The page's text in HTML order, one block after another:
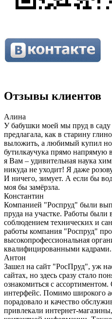
Отзывы клиентов
Алина
У бабушки моей мы пруд в
предлагала, как в старину
выложить, а любимый купил
бутилкаучука прямо напрямую
я Вам – удивительная наука
никуда не уходит! Я даже
И ничего, зимует. А если бы
моя бы замёрзла.
Константин
Компанией "Роспруд" были
пруда на участке. Работы
соблюдением технических и
работы компания "Роспруд"
высокопрофессиональная
квалифицированными кадрами.
Антон
Зашел на сайт "РосПруд", уж
сайтах, но здесь сразу стало
ознакомиться с
интерфейс. Помимо широкого
порадовало и качество
привлекали интернет-